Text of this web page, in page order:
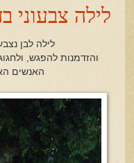
לילה צבעוני
לילה לבן
והזדמנות להפגש,
האנשים